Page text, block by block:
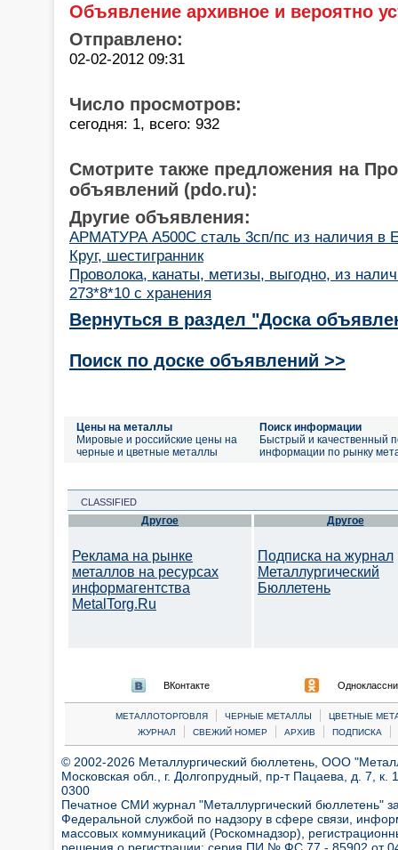
Объявление архивное и вероятно
Отправлено:
02-02-2012 09:31
Число просмотров:
сегодня: 1, всего: 932
Смотрите также предложения на
объявлений (pdo.ru):
Другие объявления:
АРМАТУРА А500С сталь 3сп/пс из наличия в
Круг, шестигранник
Проволока, канаты, метизы, выгодно, из
273*8*10 с хранения
Вернуться в раздел "Доска
Поиск по доске объявлений >>
Цены на металлы
Мировые и российские цены на
черные и цветные металлы
Поиск информации
Быстрый и качественный
информации по рынку
CLASSIFIED
Другое
Реклама на рынке
металлов на ресурсах
информагентства
MetalTorg.Ru
Другое
Подписка на журнал
Металлургический
Бюллетень
ВКонтакте
МЕТАЛЛОТОРГОВЛЯ | ЧЕРНЫЕ МЕТАЛЛЫ |
ЦВЕТНЫЕ
ЖУРНАЛ
| СВЕЖИЙ НОМЕР | АРХИВ | ПОДПИСКА |
© 2002-2026 Металлургический бюллетень, ООО
Московская обл., г. Долгопрудный, пр-т Пацаева, д. 7,
0300
Печатное СМИ журнал "Металлургический бюллетень"
Федеральной службой по надзору в сфере связи,
массовых коммуникаций (Роскомнадзор),